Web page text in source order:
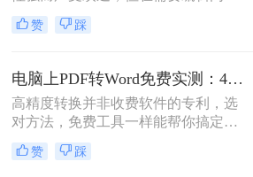
时，将其转换为可编辑的Word文档成
为刚需。那么pdf怎么转换成word文档
法，助您高效完成格式转换。
赞 踩
电脑上PDF转Word免费实测：4个方案的转换效果和注意事项！
高精度转换并非收费软件的专利，选
对方法，免费工具一样能帮你搞定复
杂排版。“免费的工具转换效果肯定
很差吧？”这是我作为办公软件测评
赞 踩